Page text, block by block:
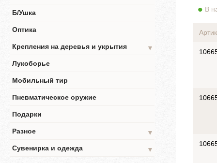
Б/Ушка
Оптика
Крепления на деревья и укрытия
▼
Лукоборье
Мобильный тир
Пневматическое оружие
Подарки
Разное
▼
Сувенирка и одежда
▼
В